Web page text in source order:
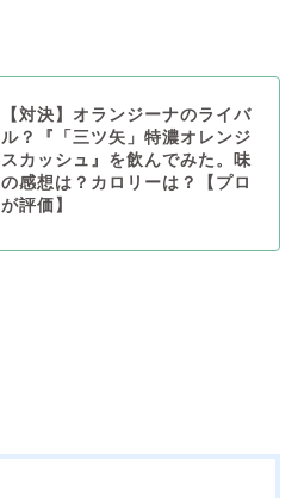
【対決】オランジーナのライバ
ル？『「三ツ矢」特濃オレンジ
スカッシュ』を飲んでみた。味
の感想は？カロリーは？【プロ
が評価】